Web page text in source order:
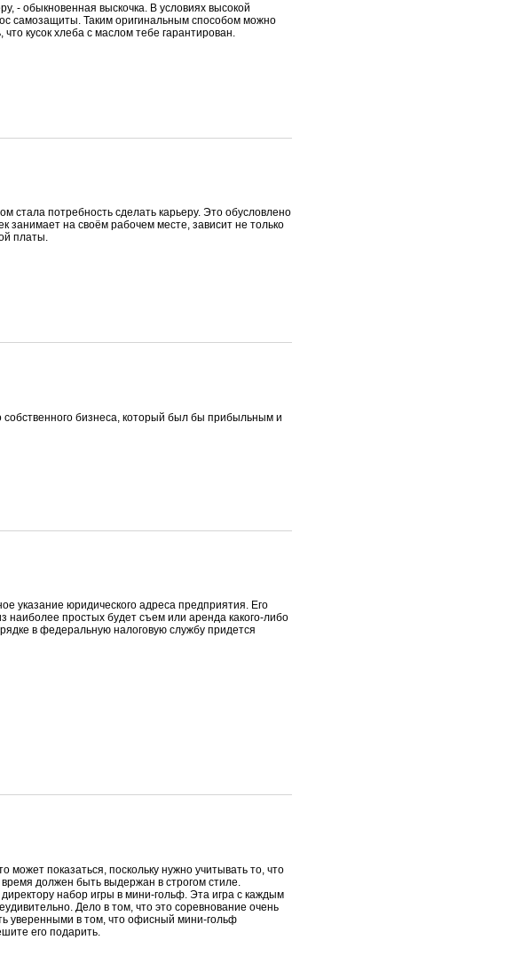
- обыкновенная выскочка. В условиях высокой
самозащиты. Таким оригинальным способом можно
кусок хлеба с маслом тебе гарантирован.
стала потребность сделать карьеру. Это обусловлено
занимает на своём рабочем месте, зависит не только
платы.
бизнеса, который был бы прибыльным и
указание юридического адреса предприятия. Его
простых будет съем или аренда какого-либо
в федеральную налоговую службу придется
может показаться, поскольку нужно учитывать то, что
должен быть выдержан в строгом стиле.
набор игры в мини-гольф. Эта игра с каждым
Дело в том, что это соревнование очень
уверенными в том, что офисный мини-гольф
его подарить.